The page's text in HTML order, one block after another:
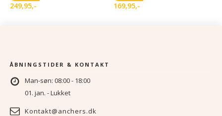
249,95,- 169,95,-
ÅBNINGSTIDER & KONTAKT
Man-søn: 08:00 - 18:00
01. jan. - Lukket
Kontakt@anchers.dk